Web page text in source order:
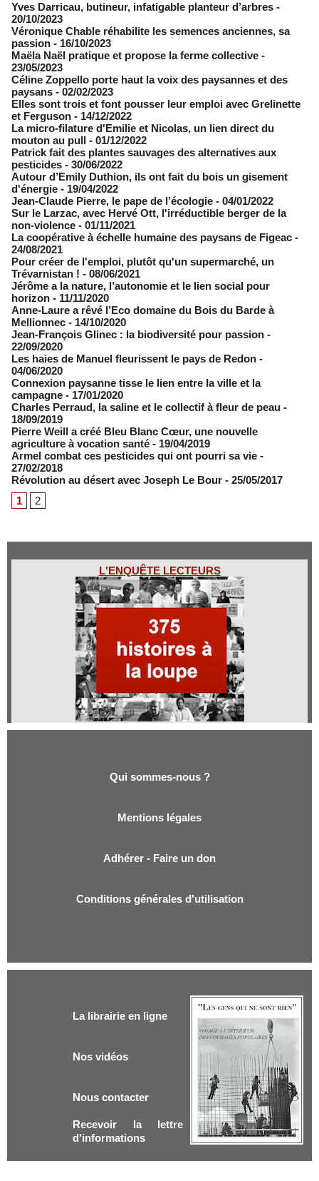
Yves Darricau, butineur, infatigable planteur d’arbres -
20/10/2023
Véronique Chable réhabilite les semences anciennes, sa
passion - 16/10/2023
Maëla Naël pratique et propose la ferme collective -
23/05/2023
Céline Zoppello porte haut la voix des paysannes et des
paysans - 02/02/2023
Elles sont trois et font pousser leur emploi avec Grelinette
et Ferguson - 14/12/2022
La micro-filature d'Emilie et Nicolas, un lien direct du
mouton au pull - 01/12/2022
Patrick fait des plantes sauvages des alternatives aux
pesticides - 30/06/2022
Autour d’Emily Duthion, ils ont fait du bois un gisement
d'énergie - 19/04/2022
Jean-Claude Pierre, le pape de l’écologie - 04/01/2022
Sur le Larzac, avec Hervé Ott, l'irréductible berger de la
non-violence - 01/11/2021
La coopérative à échelle humaine des paysans de Figeac -
24/08/2021
Pour créer de l'emploi, plutôt qu'un supermarché, un
Trévarnistan ! - 08/06/2021
Jérôme a la nature, l’autonomie et le lien social pour
horizon - 11/11/2020
Anne-Laure a rêvé l’Eco domaine du Bois du Barde à
Mellionnec - 14/10/2020
Jean-François Glinec : la biodiversité pour passion -
22/09/2020
Les haies de Manuel fleurissent le pays de Redon -
04/06/2020
Connexion paysanne tisse le lien entre la ville et la
campagne - 17/01/2020
Charles Perraud, la saline et le collectif à fleur de peau -
18/09/2019
Pierre Weill a créé Bleu Blanc Cœur, une nouvelle
agriculture à vocation santé - 19/04/2019
Armel combat ces pesticides qui ont pourri sa vie -
27/02/2018
Révolution au désert avec Joseph Le Bour - 25/05/2017
1
2
L'ENQUÊTE LECTEURS
Qui sommes-nous ?
Mentions légales
Adhérer - Faire un don
Conditions générales d'utilisation
La librairie en ligne
Nos vidéos
Nous contacter
Recevoir la lettre
d'informations